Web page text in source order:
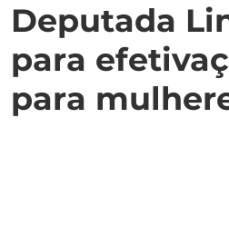
Deputada
para
para